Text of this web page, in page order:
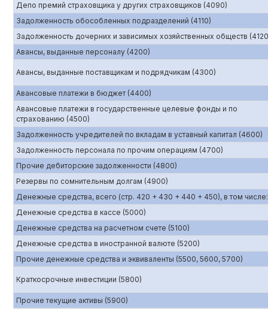
Депо премий страховщика у других страховщиков (4090)
Задолженность обособленных подразделений (4110)
Задолженность дочерних и зависимых хозяйственных обществ
Авансы, выданные персоналу (4200)
Авансы, выданные поставщикам и подрядчикам (4300)
Авансовые платежи в бюджет (4400)
Авансовые платежи в государственные целевые фонды и по
страхованию (4500)
Задолженность учредителей по вкладам в уставный капитал (4600)
Задолженность персонала по прочим операциям (4700)
Прочие дебиторские задолженности (4800)
Резервы по сомнительным долгам (4900)
Денежные средства, всего (стр. 420 + 430 + 440 + 450), в том числе:
Денежные средства в кассе (5000)
Денежные средства на расчетном счете (5100)
Денежные средства в иностранной валюте (5200)
Прочие денежные средства и эквиваленты (5500, 5600, 5700)
Краткосрочные инвестиции (5800)
Прочие текущие активы (5900)